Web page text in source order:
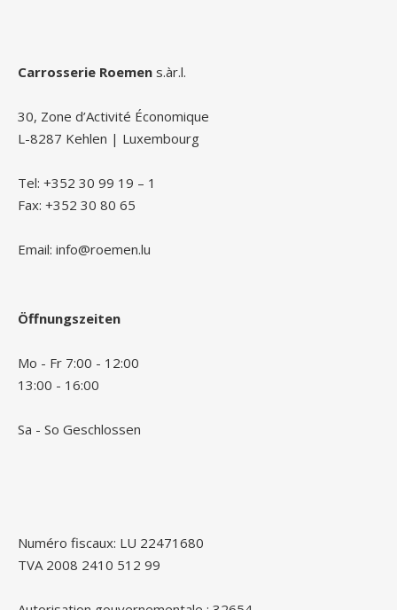
Carrosserie Roemen s.àr.l.
30, Zone d’Activité Économique
L-8287 Kehlen | Luxembourg
Tel: +352 30 99 19 – 1
Fax: +352 30 80 65
Email: info@roemen.lu
Öffnungszeiten
Mo - Fr 7:00 - 12:00
13:00 - 16:00
Sa - So Geschlossen
Numéro fiscaux: LU 22471680
TVA 2008 2410 512 99